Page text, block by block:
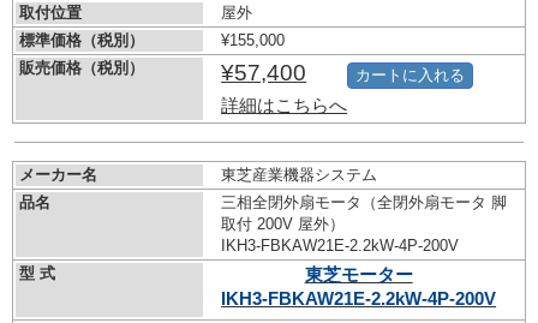
取付位置
屋外
標準価格（税別）
¥155,000
販売価格（税別）
¥57,400
詳細はこちらへ
カートに入れる
メーカー名
東芝産業機器システム
品名
三相全閉外扇モータ（全閉外扇モータ 脚
取付 200V 屋外）
IKH3-FBKAW21E-2.2kW-4P-200V
型 式
東芝モーター
IKH3-FBKAW21E-2.2kW-4P-200V